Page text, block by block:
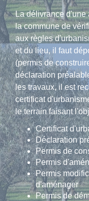
La délivrance d'une
la commune de
aux règles
et du lieu, il faut
(permis de
déclaration
les travaux, il est
certificat
le terrain faisant
Certificat
Déclaration
Permis de
Permis
Permis
d'aménager
Permis de